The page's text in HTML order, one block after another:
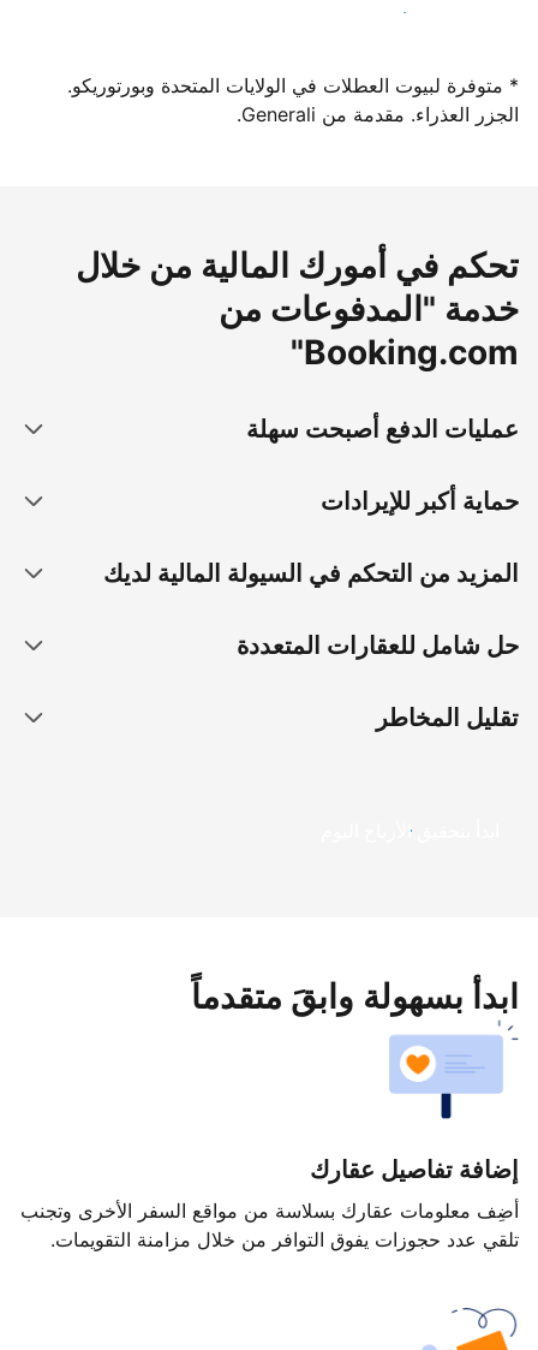
سجِّل كمضيف لدينا اليوم
* متوفرة لبيوت العطلات في الولايات المتحدة وبورتوريكو.
الجزر العذراء. مقدمة من Generali.
تحكم في أمورك المالية من خلال
خدمة "المدفوعات من
Booking.com"
عمليات الدفع أصبحت سهلة
حماية أكبر للإيرادات
المزيد من التحكم في السيولة المالية لديك
حل شامل للعقارات المتعددة
تقليل المخاطر
ابدأ بتحقيق الأرباح اليوم
ابدأ بسهولة وابقَ متقدماً
إضافة تفاصيل عقارك
أضِف معلومات عقارك بسلاسة من مواقع السفر الأخرى وتجنب
تلقي عدد حجوزات يفوق التوافر من خلال مزامنة التقويمات.